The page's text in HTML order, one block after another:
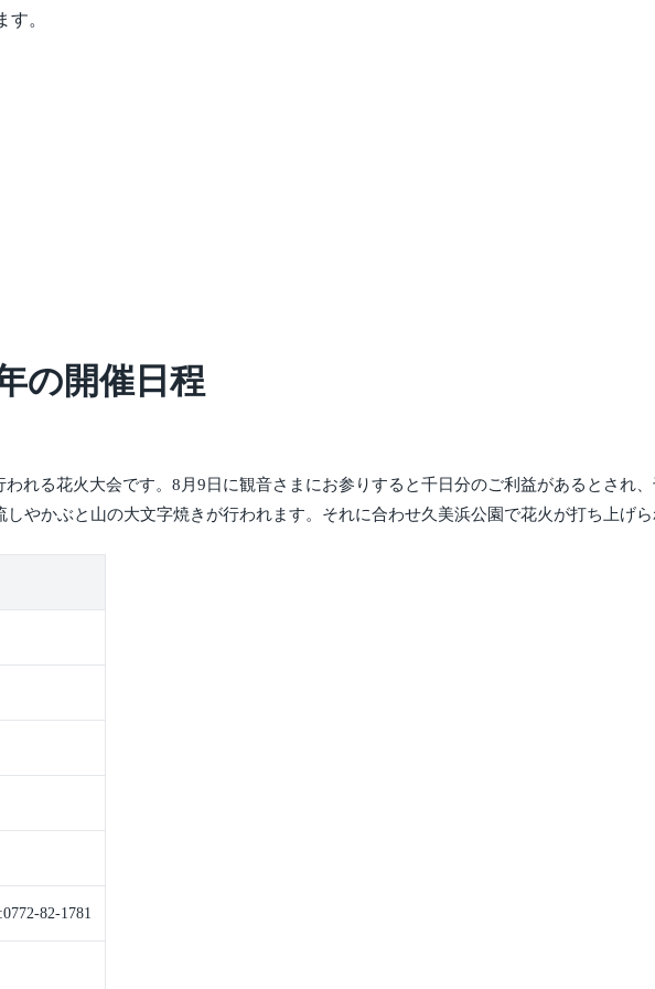
。
の開催日程
れる花火大会です。8月9日に観音さまにお参りすると千日分のご利益があるとされ
やかぶと山の大文字焼きが行われます。それに合わせ久美浜公園で花火が打ち上げ
82-1781